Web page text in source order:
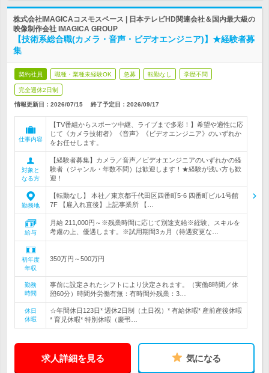
株式会社IMAGICAコスモスペース | 日本テレビHD関連会社＆国内最大級の
映像制作会社 IMAGICA GROUP
【技術系総合職(カメラ・音声・ビデオエンジニア)】★経験者募
集
契約社員 職種・業種未経験OK 急募 転勤なし 学歴不問
完全週休2日制
情報更新日：2026/07/15 終了予定日： 2026/09/17
仕事内容
【TV番組からスポーツ中継、ライブまで多彩！】希望や適性に応
じて《カメラ技術者》《音声》《ビデオエンジニア》のいずれか
をお任せします。
対象と
なる方
【経験者募集】カメラ／音声／ビデオエンジニアのいずれかの経
験者（ジャンル・年数不問）は歓迎します！★経験が浅い方も歓
迎！
勤務地
【転勤なし】 本社／東京都千代田区四番町5-6 四番町ビル1号館
7F 【雇入れ直後】上記事業所 【…
給与
月給 211,000円～※残業時間に応じて別途支給※経験、スキルを
考慮の上、優遇します。※試用期間3ヵ月（待遇変更な…
初年度
年収
350万円～500万円
勤務
時間
事前に設定されたシフトにより決定されます。（実働8時間／休
憩60分）時間外労働有無：有時間外残業：3…
休日
休暇
☆年間休日123日* 週休2日制（土日祝）* 有給休暇* 産前産後休暇
* 育児休暇* 特別休暇（慶弔…
求人詳細を見る 気になる